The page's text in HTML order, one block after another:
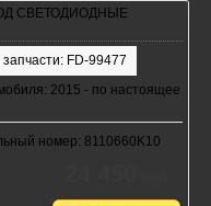
СВЕТОДИОДНЫЕ
запчасти: FD-99477
2015 - по настоящее
номер: 8110660K10